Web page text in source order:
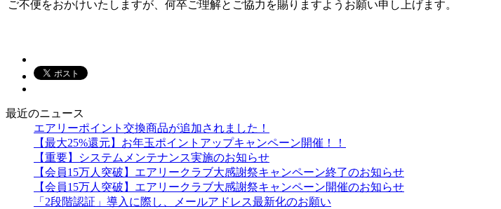
ご不便をおかけいたしますが、何卒ご理解とご協力を賜りますようお願い申し上げます。
最近のニュース
エアリーポイント交換商品が追加されました！
【最大25%還元】お年玉ポイントアップキャンペーン開催！！
【重要】システムメンテナンス実施のお知らせ
【会員15万人突破】エアリークラブ大感謝祭キャンペーン終了のお知らせ
【会員15万人突破】エアリークラブ大感謝祭キャンペーン開催のお知らせ
「2段階認証」導入に際し、メールアドレス最新化のお願い